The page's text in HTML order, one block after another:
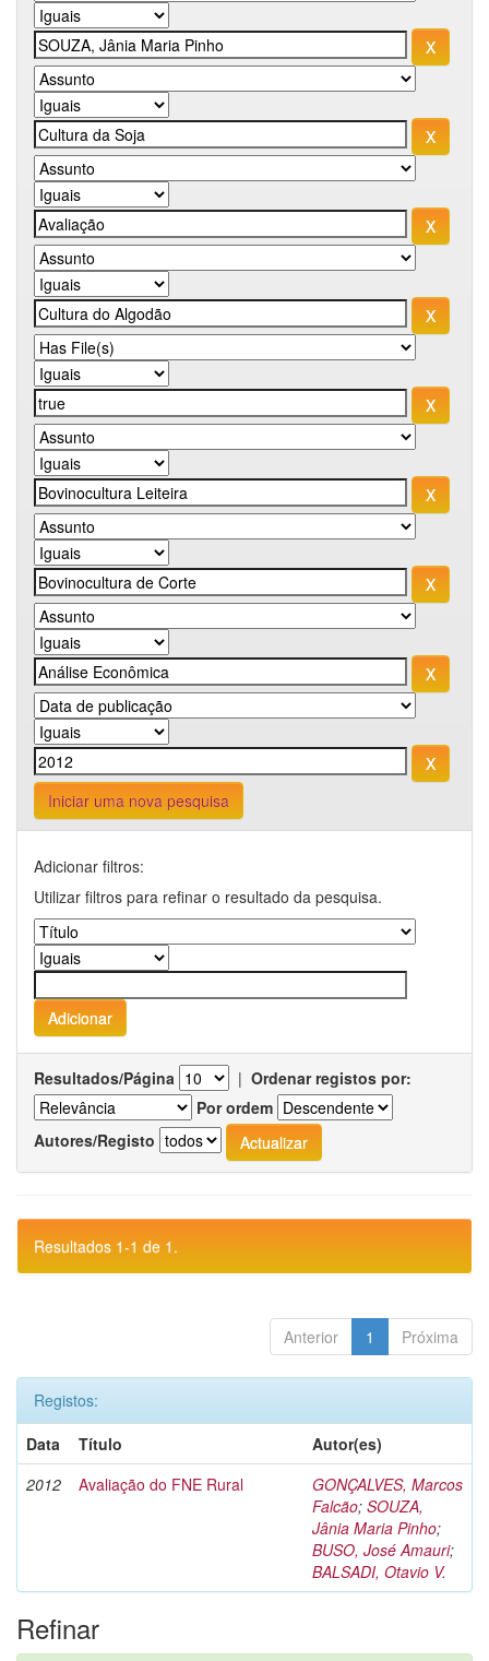
Iniciar uma nova pesquisa
Adicionar filtros:
Utilizar filtros para refinar o resultado da pesquisa.
Resultados/Página | Ordenar registos por:
Por ordem
Autores/Registo
Resultados 1-1 de 1.
Anterior 1 Próxima
Registos:
Data
Título
Autor(es)
2012
Avaliação do FNE Rural
GONÇALVES, Marcos
Falcão; SOUZA,
Jânia Maria Pinho;
BUSO, José Amauri;
BALSADI, Otavio V.
Refinar